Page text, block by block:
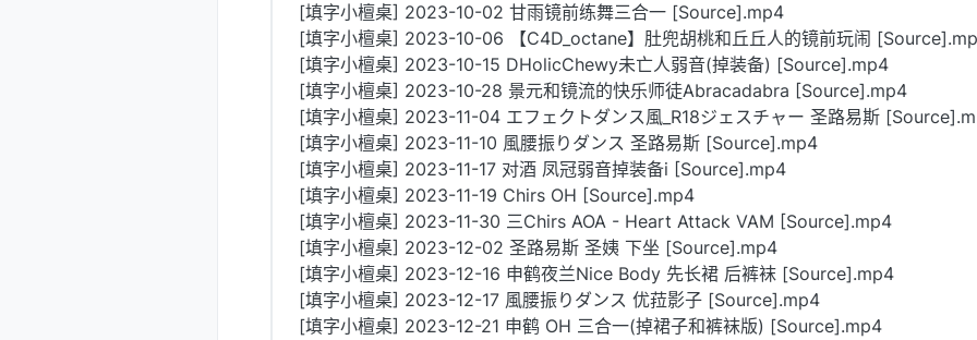
[填字小檀桌] 2023-10-02 甘雨镜前练舞三合一 [Source].mp4
[填字小檀桌] 2023-10-06 【C4D_octane】肚兜胡桃和丘丘人的镜前玩闹
[填字小檀桌] 2023-10-15 DHolicChewy未亡人弱音(掉装备) [Source].mp4
[填字小檀桌] 2023-10-28 景元和镜流的快乐师徒Abracadabra [Source].mp4
[填字小檀桌] 2023-11-04 エフェクトダンス風_R18ジェスチャー 圣路易斯
[填字小檀桌] 2023-11-10 風腰振りダンス 圣路易斯 [Source].mp4
[填字小檀桌] 2023-11-17 对酒 凤冠弱音掉装备i [Source].mp4
[填字小檀桌] 2023-11-19 Chirs OH [Source].mp4
[填字小檀桌] 2023-11-30 三Chirs AOA - Heart Attack VAM [Source].mp4
[填字小檀桌] 2023-12-02 圣路易斯 圣姨 下坐 [Source].mp4
[填字小檀桌] 2023-12-16 申鹤夜兰Nice Body 先长裙 后裤袜 [Source].mp4
[填字小檀桌] 2023-12-17 風腰振りダンス 优菈影子 [Source].mp4
[填字小檀桌] 2023-12-21 申鹤 OH 三合一(掉裙子和裤袜版) [Source].mp4